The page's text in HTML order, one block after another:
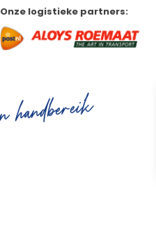
Onze logistieke partners: